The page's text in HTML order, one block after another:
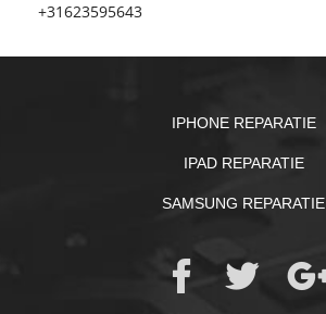
+31623595643
IPHONE REPARATIE
IPAD REPARATIE
SAMSUNG REPARATIE